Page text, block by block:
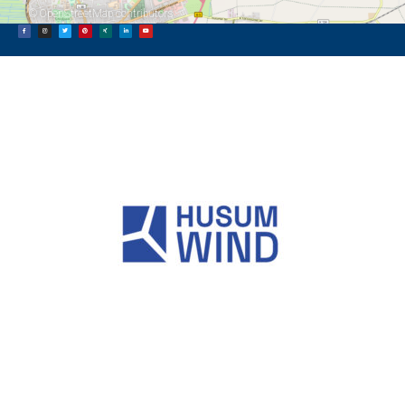
© OpenStreetMapcontributors